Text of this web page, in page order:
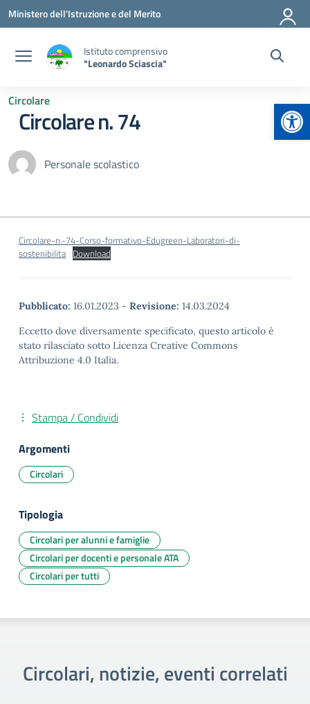
Vai ai contenuti
Vai al menu di navigazione
Vai al footer
Ministero dell'Istruzione e del Merito
Istituto comprensivo
"Leonardo Sciascia"
Circolare
Circolare n. 74
Personale scolastico
Circolare-n.-74-Corso-formativo-Edugreen-Laboratori-di-
sostenibilita Download
Pubblicato: 16.01.2023 - Revisione: 14.03.2024
Eccetto dove diversamente specificato, questo articolo è
stato rilasciato sotto Licenza Creative Commons
Attribuzione 4.0 Italia.
Stampa / Condividi
Argomenti
Circolari
Tipologia
Circolari per alunni e famiglie
Circolari per docenti e personale ATA
Circolari per tutti
Circolari, notizie, eventi correlati